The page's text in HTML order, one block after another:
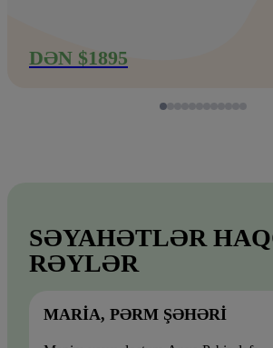
DƏN $1895
SƏYAHƏTLƏR
RƏYLƏR
MARIA, PƏRM ŞƏHƏRI